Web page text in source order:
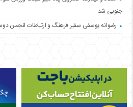
جنوبی شد
رضوانه یوسفی سفیر فرهنگ و ارتباطات انجمن